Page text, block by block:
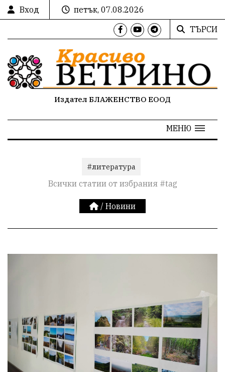
Вход
петък, 07.08.2026
ТЪРСИ
Издател БЛАЖЕНСТВО ЕООД
МЕНЮ
#литература
Всички статии от избрания #tag
/ Новини